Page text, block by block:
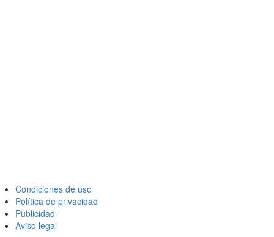
Condiciones de uso
Política de privacidad
Publicidad
Aviso legal